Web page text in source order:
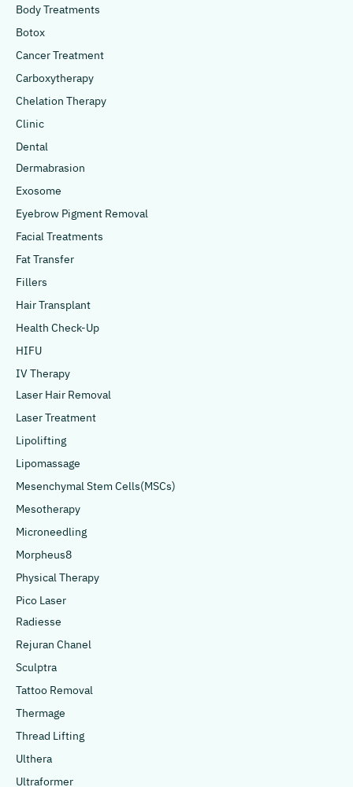
Body Treatments
Botox
Cancer Treatment
Carboxytherapy
Chelation Therapy
Clinic
Dental
Dermabrasion
Exosome
Eyebrow Pigment Removal
Facial Treatments
Fat Transfer
Fillers
Hair Transplant
Health Check-Up
HIFU
IV Therapy
Laser Hair Removal
Laser Treatment
Lipolifting
Lipomassage
Mesenchymal Stem Cells(MSCs)
Mesotherapy
Microneedling
Morpheus8
Physical Therapy
Pico Laser
Radiesse
Rejuran Chanel
Sculptra
Tattoo Removal
Thermage
Thread Lifting
Ulthera
Ultraformer